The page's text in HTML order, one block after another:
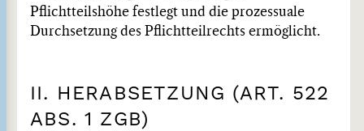
Pflichtteilshöhe festlegt und die prozessuale
Durchsetzung des Pflichtteilrechts ermöglicht.
II. HERABSETZUNG (ART. 522
ABS. 1 ZGB)